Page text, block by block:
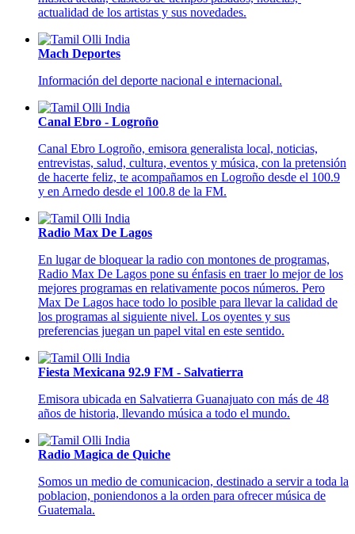
actualidad de los artistas y sus novedades.
Mach Deportes
Información del deporte nacional e internacional.
Canal Ebro - Logroño
Canal Ebro Logroño, emisora generalista local, noticias,
entrevistas, salud, cultura, eventos y música, con la pretensión
de hacerte feliz, te acompañamos en Logroño desde el 100.9
y en Arnedo desde el 100.8 de la FM.
Radio Max De Lagos
En lugar de bloquear la radio con montones de programas,
Radio Max De Lagos pone su énfasis en traer lo mejor de los
mejores programas en relativamente pocos números. Pero
Max De Lagos hace todo lo posible para llevar la calidad de
los programas al siguiente nivel. Los oyentes y sus
preferencias juegan un papel vital en este sentido.
Fiesta Mexicana 92.9 FM - Salvatierra
Emisora ubicada en Salvatierra Guanajuato con más de 48
años de historia, llevando música a todo el mundo.
Radio Magica de Quiche
Somos un medio de comunicacion, destinado a servir a toda la
poblacion, poniendonos a la orden para ofrecer música de
Guatemala.